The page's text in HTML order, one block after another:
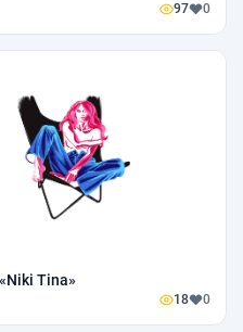
97 0
Tina»
18 0